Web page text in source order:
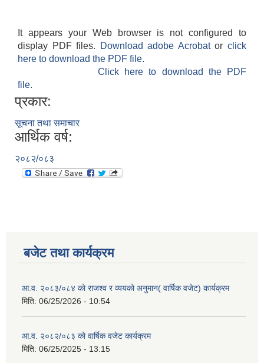
It appears your Web browser is not configured to
display PDF files.
Download adobe Acrobatorclick
here to download the PDF file.
Click here to download the PDF
file.
प्रकार:
सूचना तथा समाचार
आर्थिक वर्ष:
२०८२/०८३
बजेट तथा कार्यक्रम
आ.व. २०८३/०८४ को राजश्व र व्ययको अनुमान( वार्षिक वजेट) कार्यक्रम
मिति: 06/25/2026 - 10:54
आ.व. २०८२/०८३ को वार्षिक वजेट कार्यक्रम
मिति: 06/25/2025 - 13:15